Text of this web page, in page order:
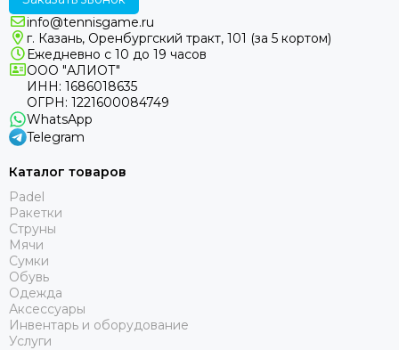
info@tennisgame.ru
г. Казань, Оренбургский тракт, 101 (за 5 кортом)
Ежедневно с 10 до 19 часов
ООО "АЛИОТ"
ИНН: 1686018635
ОГРН: 1221600084749
WhatsApp
Telegram
Каталог товаров
Padel
Ракетки
Струны
Мячи
Сумки
Обувь
Одежда
Аксессуары
Инвентарь и оборудование
Услуги